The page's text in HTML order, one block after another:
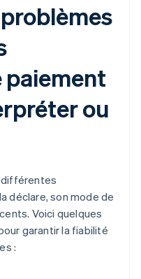
ou
différentes
déclare, son mode de
Voici quelques
garantir la fiabilité
: